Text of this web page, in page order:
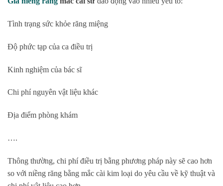
Tình trạng sức khỏe răng miệng
Độ phức tạp của ca điều trị
Kinh nghiệm của bác sĩ
Chi phí nguyên vật liệu khác
Địa điểm phòng khám
….
Thông thường, chi phí điều trị bằng phương pháp này sẽ cao hơn
so với niềng răng bằng mắc cài kim loại do yêu cầu về kỹ thuật và